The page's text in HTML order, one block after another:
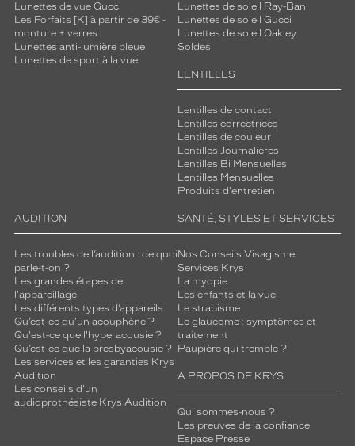
Lunettes de vue Gucci
Les Forfaits [K] à partir de 39€ -
monture + verres
Lunettes anti-lumière bleue
Lunettes de sport à la vue
Lunettes de soleil Ray-Ban
Lunettes de soleil Gucci
Lunettes de soleil Oakley
Soldes
LENTILLES
Lentilles de contact
Lentilles correctrices
Lentilles de couleur
Lentilles Journalières
Lentilles Bi Mensuelles
Lentilles Mensuelles
Produits d'entretien
AUDITION
Les troubles de l’audition : de quoi
parle-t-on ?
Les grandes étapes de
l'appareillage
Les différents types d’appareils
Qu’est-ce qu'un acouphène ?
Qu'est-ce que l'hyperacousie ?
Qu’est-ce que la presbyacousie ?
Les services et les garanties Krys
Audition
Les conseils d'un
audioprothésiste Krys Audition
SANTÉ, STYLES ET SERVICES
Nos Conseils Visagisme
Services Krys
La myopie
Les enfants et la vue
Le strabisme
Le glaucome : symptômes et
traitement
Paupière qui tremble ?
A PROPOS DE KRYS
Qui sommes-nous ?
Les preuves de la confiance
Espace Presse